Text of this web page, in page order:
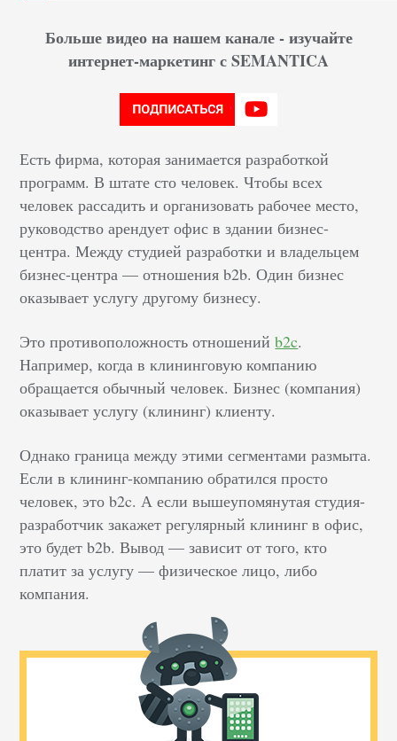
Больше видео на нашем канале - изучайте
интернет-маркетинг с SEMANTICA
Есть фирма, которая занимается разработкой
программ. В штате сто человек. Чтобы всех
человек рассадить и организовать рабочее место,
руководство арендует офис в здании бизнес-
центра. Между студией разработки и владельцем
бизнес-центра — отношения b2b. Один бизнес
оказывает услугу другому бизнесу.
Это противоположность отношенийb2c.
Например, когда в клининговую компанию
обращается обычный человек. Бизнес (компания)
оказывает услугу (клининг) клиенту.
Однако граница между этими сегментами размыта.
Если в клининг-компанию обратился просто
человек, это b2c. А если вышеупомянутая студия-
разработчик закажет регулярный клининг в офис,
это будет b2b. Вывод — зависит от того, кто
платит за услугу — физическое лицо, либо
компания.